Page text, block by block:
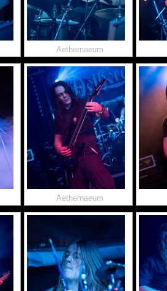
Aethernaeum
Aethernaeum